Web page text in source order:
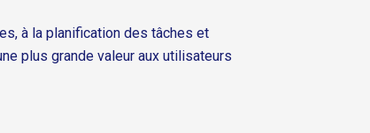
à la planification des tâches et
plus grande valeur aux utilisateurs